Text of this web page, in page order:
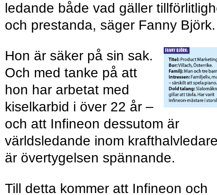
ledande både vad gäller
och prestanda, säger Fanny Björk.
Hon är säker på sin sak.
Och med tanke på att
hon har arbetat med
kiselkarbid i över 22 år –
och att Infineon dessutom är
världsledande inom
är övertygelsen spännande.
Till detta kommer att Infineon och